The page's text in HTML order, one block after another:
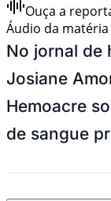
Ouça a
Áudio da matéria
No jornal de
Josiane
Hemoacre
de sangue